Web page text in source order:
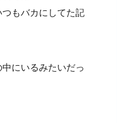
もバカにしてた記
にいるみたいだっ